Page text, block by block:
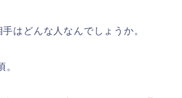
はどんな人なんでしょうか。
。